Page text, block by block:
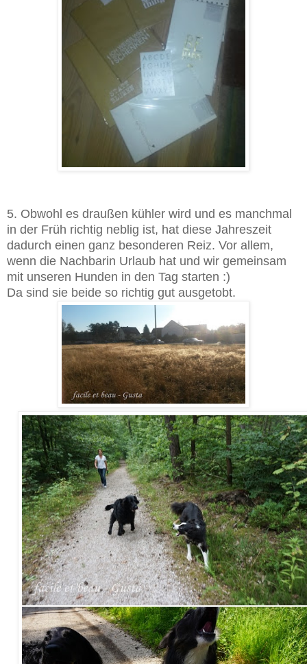
5. Obwohl es draußen kühler wird und es manchmal
in der Früh richtig neblig ist, hat diese Jahreszeit
dadurch einen ganz besonderen Reiz. Vor allem,
wenn die Nachbarin Urlaub hat und wir gemeinsam
mit unseren Hunden in den Tag starten :)
Da sind sie beide so richtig gut ausgetobt.